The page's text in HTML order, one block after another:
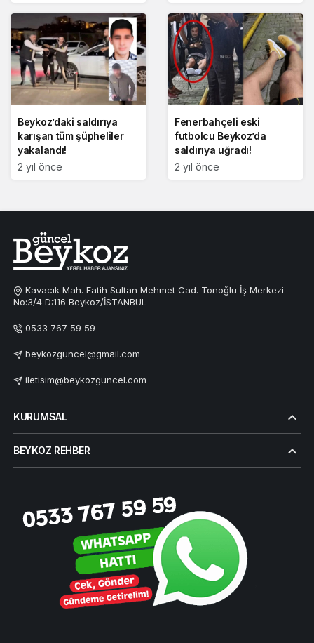
Beykoz’daki saldırıya
karışan tüm şüpheliler
yakalandı!
2 yıl önce
Fenerbahçeli eski
futbolcu Beykoz’da
saldırıya uğradı!
2 yıl önce
Kavacık Mah. Fatih Sultan Mehmet Cad. Tonoğlu İş Merkezi
No:3/4 D:116 Beykoz/İSTANBUL
0533 767 59 59
beykozguncel@gmail.com
iletisim@beykozguncel.com
KURUMSAL
BEYKOZ REHBER